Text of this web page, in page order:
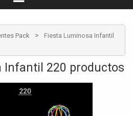
Pack >
Fiesta Luminosa Infantil
Infantil 220 productos